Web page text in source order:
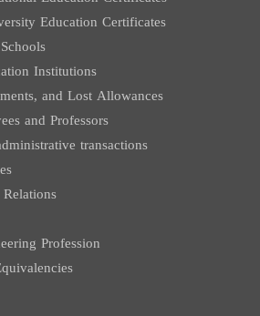
Education Certificates
Institutions
and Lost Allowances
and Professors
transactions
Profession